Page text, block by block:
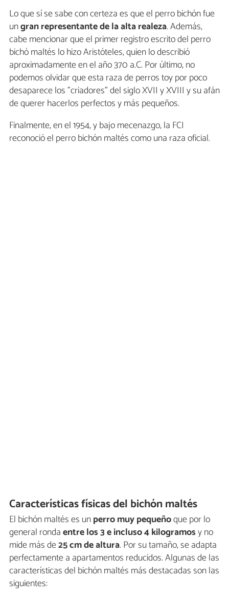
Lo que sí se sabe con certeza es que el perro bichón fue
ungran representante de la alta realeza. Además,
cabe mencionar que el primer registro escrito del perro
bichó maltés lo hizo Aristóteles, quien lo describió
aproximadamente en el año 370 a.C. Por último, no
podemos olvidar que esta raza de perros toy por poco
desaparece los "criadores" del siglo XVII y XVIII y su afán
de querer hacerlos perfectos y más pequeños.
Finalmente, en el 1954, y bajo mecenazgo, la FCI
reconoció el perro bichón maltés como una raza oficial.
Características físicas del bichón maltés
El bichón maltés es unperro muy pequeñoque por lo
general rondaentre los 3 e incluso 4 kilogramosy no
mide más de25 cm de altura. Por su tamaño, se adapta
perfectamente a apartamentos reducidos. Algunas de las
características del bichón maltés más destacadas son las
siguientes: